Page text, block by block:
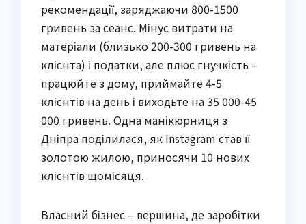
рекомендації, заряджаючи 800-1500
гривень за сеанс. Мінус витрати на
матеріали (близько 200-300 гривень на
клієнта) і податки, але плюс гнучкість –
працюйте з дому, приймайте 4-5
клієнтів на день і виходьте на 35 000-45
000 гривень. Одна манікюрниця з
Дніпра поділилася, як Instagram став її
золотою жилою, приносячи 10 нових
клієнтів щомісяця.
Власний бізнес – вершина, де заробітки